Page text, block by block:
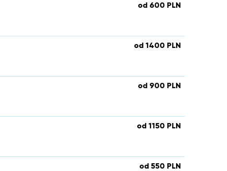
od 600 PLN
od 1400 PLN
od 900 PLN
od 1150 PLN
od 550 PLN